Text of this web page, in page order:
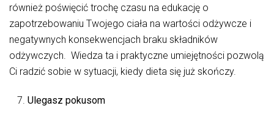
również poświęcić trochę czasu na edukację o
zapotrzebowaniu Twojego ciała na wartości odżywcze i
negatywnych konsekwencjach braku składników
odżywczych. Wiedza ta i praktyczne umiejętności pozwolą
Ci radzić sobie w sytuacji, kiedy dieta się już skończy.
Ulegasz pokusom